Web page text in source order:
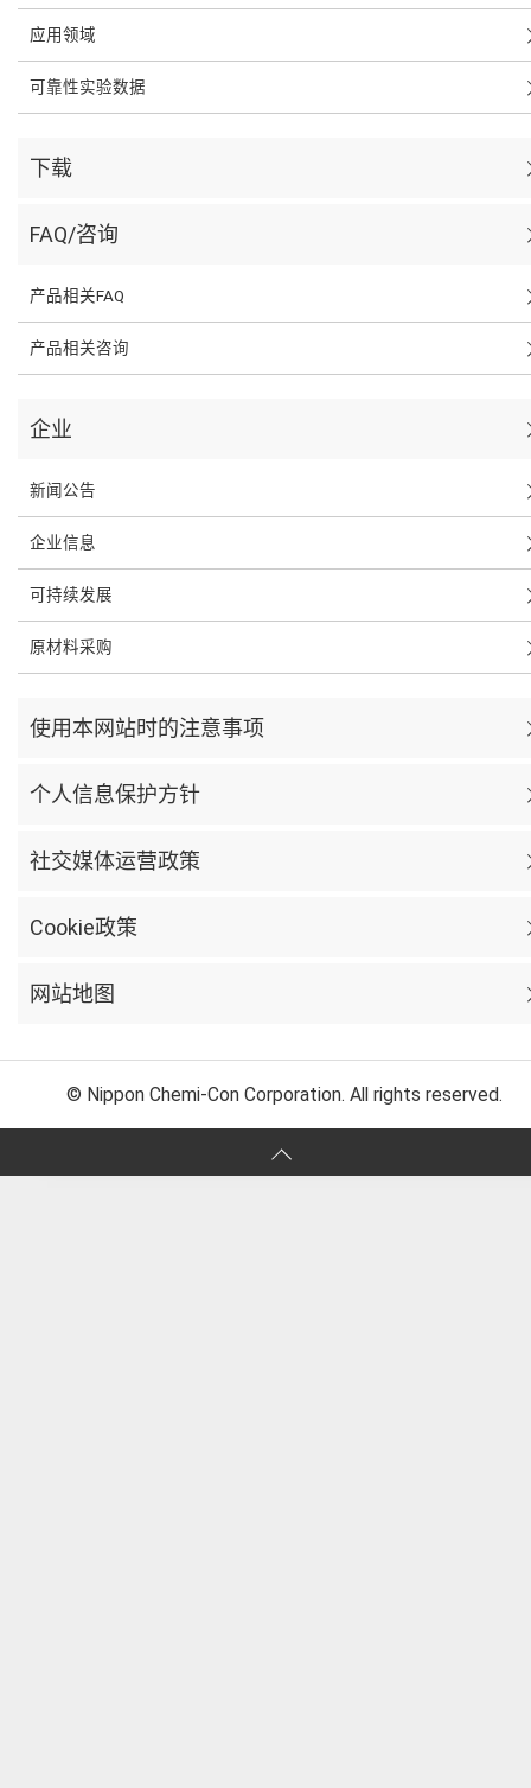
应用领域
可靠性实验数据
下载
FAQ/咨询
产品相关FAQ
产品相关咨询
企业
新闻公告
企业信息
可持续发展
原材料采购
使用本网站时的注意事项
个人信息保护方针
社交媒体运营政策
Cookie政策
网站地图
© Nippon Chemi-Con Corporation. All rights reserved.